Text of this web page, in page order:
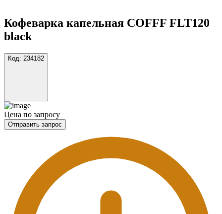
Кофеварка капельная COFFF FLT120
black
Код: 234182
Цена по запросу
Отправить запрос